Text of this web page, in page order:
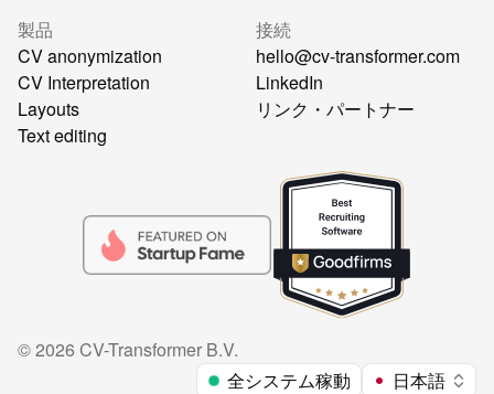
製品
CV anonymization
CV Interpretation
Layouts
Text editing
接続
hello@cv-transformer.com
LinkedIn
リンク・パートナー
©2026 CV-Transformer B.V.
全システム稼動
日本語